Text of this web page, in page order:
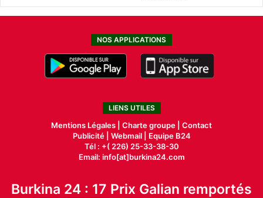
NOS APPLICATIONS
LIENS UTILES
Mentions Légales | Charte groupe | Contact
Publicité| Webmail |
Equipe B24
Tél : +( 226) 25-33-38-30
Email: info[at]burkina24.com
Burkina 24 : 17 Prix Galian remportés